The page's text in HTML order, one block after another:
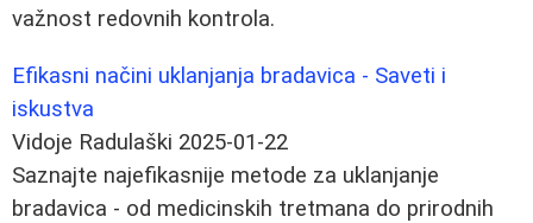
važnost redovnih kontrola.
Efikasni načini uklanjanja bradavica - Saveti i
iskustva
Vidoje Radulaški 2025-01-22
Saznajte najefikasnije metode za uklanjanje
bradavica - od medicinskih tretmana do prirodnih